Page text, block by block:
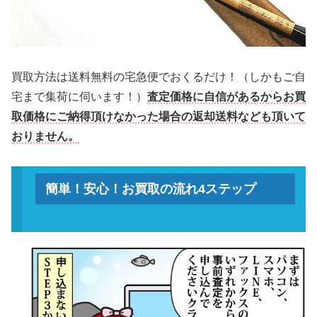
買取方法は送料無料の宅急便でおくるだけ！（しかもご自
宅まで集荷に伺います！） 査定価格に自信があるからお買
取価格にご納得頂けなかった場合の返却送料なども頂いて
おりません。
簡単！安心！お買取の流れ4ステップ